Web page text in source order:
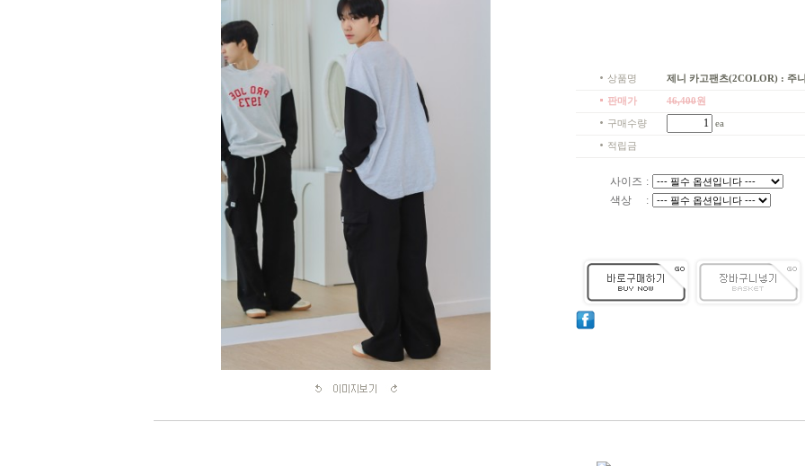
상품명 제니 카고팬츠(2COLOR) : 주
판매가 46,400원
구매수량 ea
적립금
사이즈 :
색상
: